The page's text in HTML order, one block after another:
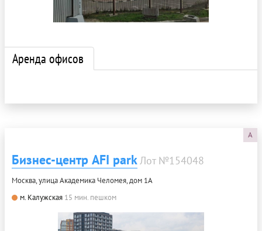
Аренда офисов
A
Бизнес-центр AFI parkЛот №154048
Москва, улица Академика Челомея, дом 1А
м. Калужская 15 мин. пешком